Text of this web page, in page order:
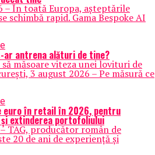
– În toată Europa, așteptările
schimbă rapid. Gama Bespoke AI
ar antrena alături de tine?
măsoare viteza unei lovituri de
3 august 2026 – Pe măsură ce
euro în retail în 2026, pentru
extinderea portofoliului
TAG, producător român de
20 de ani de experiență și